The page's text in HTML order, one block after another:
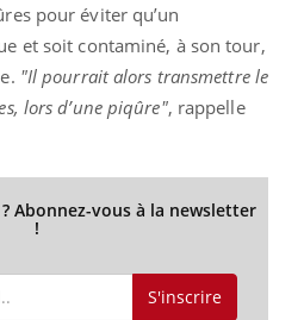
pour éviter qu’un
et soit contaminé, à son tour,
"Il pourrait alors transmettre le
lors d’une piqûre", rappelle
Abonnez-vous à la newsletter
!
S'inscrire